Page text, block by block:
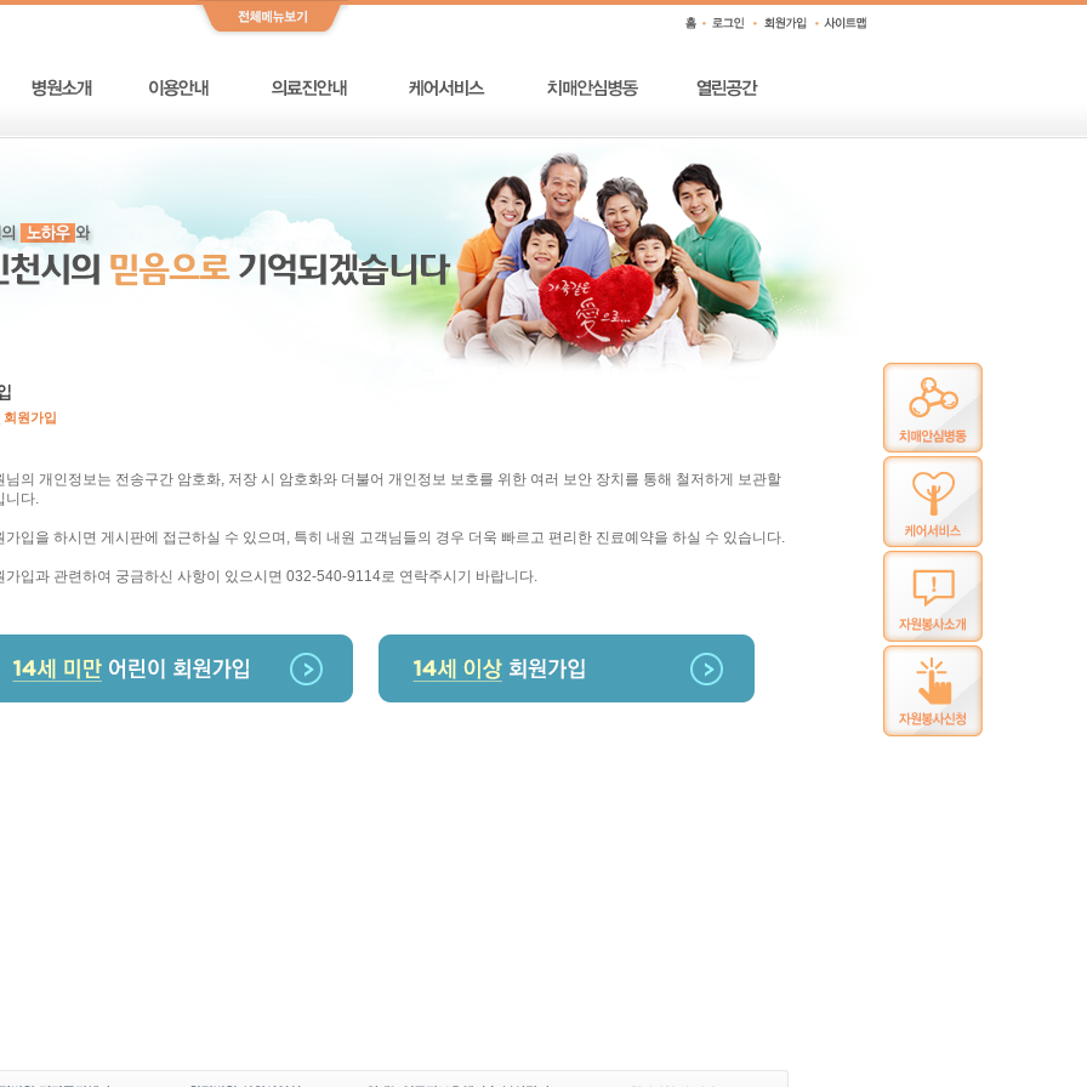
회원가입
님의 개인정보는 전송구간 암호화, 저장 시 암호화와 더불어 개인정보 보호를 위한 여러 보안 장치를 통해 철저하게 보관할
니다.
가입을 하시면 게시판에 접근하실 수 있으며, 특히 내원 고객님들의 경우 더욱 빠르고 편리한 진료예약을 하실 수 있습니다.
가입과 관련하여 궁금하신 사항이 있으시면 032-540-9114로 연락주시기 바랍니다.